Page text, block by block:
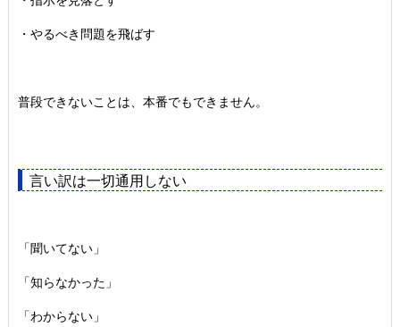
・やるべき問題を飛ばす
普段できないことは、本番でもできません。
言い訳は一切通用しない
「聞いてない」
「知らなかった」
「わからない」